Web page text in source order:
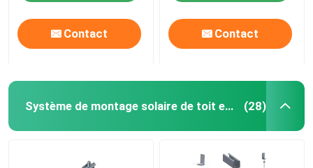
Maison
Vidéos
Contact Contact
Système de montage solaire de toit en métal (28)